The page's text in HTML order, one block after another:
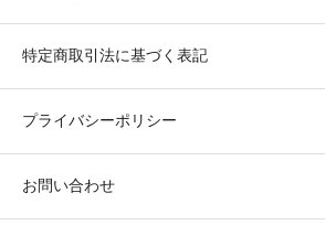
特定商取引法に基づく表記
プライバシーポリシー
お問い合わせ